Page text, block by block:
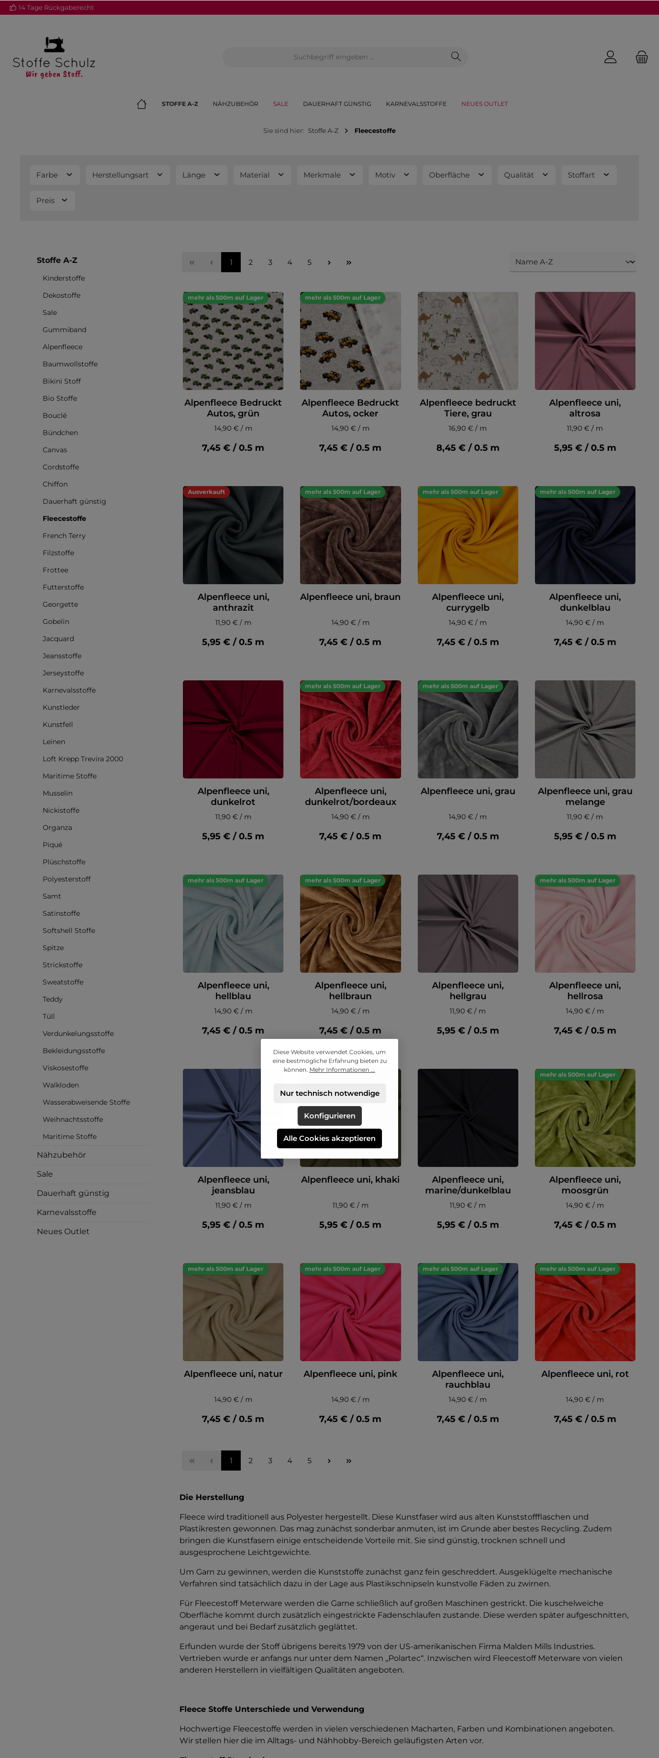
Zur Hauptnavigation springen
14 Tage Rückgaberecht
STOFFE A-Z NÄHZUBEHÖR SALE DAUERHAFT GÜNSTIG KARNEVALSSTOFFE NEUES OUTLET
Sie sind hier: Stoffe A-Z Fleecestoffe
Farbe Herstellungsart Länge Material Merkmale Motiv Oberfläche Qualität Stoffart
Preis
Stoffe A-Z
Kinderstoffe
Dekostoffe
Sale
Gummiband
Alpenfleece
Baumwollstoffe
Bikini Stoff
Bio Stoffe
Bouclé
Bündchen
Canvas
Cordstoffe
Chiffon
Dauerhaft günstig
Fleecestoffe
French Terry
Filzstoffe
Frottee
Futterstoffe
Georgette
Gobelin
Jacquard
Jeansstoffe
Jerseystoffe
Karnevalsstoffe
Kunstleder
Kunstfell
Leinen
Loft Krepp Trevira 2000
Maritime Stoffe
Musselin
Nickistoffe
Organza
Piqué
Plüschstoffe
Polyesterstoff
Samt
Satinstoffe
Softshell Stoffe
Spitze
Strickstoffe
Sweatstoffe
Teddy
Tüll
Verdunkelungsstoffe
Bekleidungsstoffe
Viskosestoffe
Walkloden
Wasserabweisende Stoffe
Weihnachtsstoffe
Maritime Stoffe
Nähzubehör
Sale
Dauerhaft günstig
Karnevalsstoffe
Neues Outlet
1 2 3 4 5
mehr als 500m auf Lager
Alpenfleece Bedruckt
Autos, grün
14,90 € / m
7,45 € / 0.5 m
mehr als 500m auf Lager
Alpenfleece Bedruckt
Autos, ocker
14,90 € / m
7,45 € / 0.5 m
Alpenfleece bedruckt
Tiere, grau
16,90 € / m
8,45 € / 0.5 m
Alpenfleece uni,
altrosa
11,90 € / m
5,95 € / 0.5 m
Ausverkauft
Alpenfleece uni,
anthrazit
11,90 € / m
5,95 € / 0.5 m
mehr als 500m auf Lager
Alpenfleece uni, braun
14,90 € / m
7,45 € / 0.5 m
mehr als 500m auf Lager
Alpenfleece uni,
currygelb
14,90 € / m
7,45 € / 0.5 m
mehr als 500m auf Lager
Alpenfleece uni,
dunkelblau
14,90 € / m
7,45 € / 0.5 m
Alpenfleece uni,
dunkelrot
11,90 € / m
5,95 € / 0.5 m
mehr als 500m auf Lager
Alpenfleece uni,
dunkelrot/bordeaux
14,90 € / m
7,45 € / 0.5 m
mehr als 500m auf Lager
Alpenfleece uni, grau
14,90 € / m
7,45 € / 0.5 m
Alpenfleece uni, grau
melange
11,90 € / m
5,95 € / 0.5 m
mehr als 500m auf Lager
Alpenfleece uni,
hellblau
14,90 € / m
7,45 € / 0.5 m
mehr als 500m auf Lager
Alpenfleece uni,
hellbraun
14,90 € / m
7,45 € / 0.5 m
Alpenfleece uni,
hellgrau
11,90 € / m
5,95 € / 0.5 m
mehr als 500m auf Lager
Alpenfleece uni,
hellrosa
14,90 € / m
7,45 € / 0.5 m
Alpenfleece uni,
jeansblau
11,90 € / m
5,95 € / 0.5 m
Alpenfleece uni, khaki
11,90 € / m
5,95 € / 0.5 m
Alpenfleece uni,
marine/dunkelblau
11,90 € / m
5,95 € / 0.5 m
mehr als 500m auf Lager
Alpenfleece uni,
moosgrün
14,90 € / m
7,45 € / 0.5 m
mehr als 500m auf Lager
Alpenfleece uni, natur
14,90 € / m
7,45 € / 0.5 m
mehr als 500m auf Lager
Alpenfleece uni, pink
14,90 € / m
7,45 € / 0.5 m
mehr als 500m auf Lager
Alpenfleece uni,
rauchblau
14,90 € / m
7,45 € / 0.5 m
mehr als 500m auf Lager
Alpenfleece uni, rot
14,90 € / m
7,45 € / 0.5 m
1 2 3 4 5
Die Herstellung
Fleece wird traditionell aus Polyester hergestellt. Diese Kunstfaser wird aus alten Kunststoffflaschen und
Plastikresten gewonnen. Das mag zunächst sonderbar anmuten, ist im Grunde aber bestes Recycling. Zudem
bringen die Kunstfasern einige entscheidende Vorteile mit. Sie sind günstig, trocknen schnell und
ausgesprochene Leichtgewichte.
Um Garn zu gewinnen, werden die Kunststoffe zunächst ganz fein geschreddert. Ausgeklügelte mechanische
Verfahren sind tatsächlich dazu in der Lage aus Plastikschnipseln kunstvolle Fäden zu zwirnen.
Für Fleecestoff Meterware werden die Garne schließlich auf großen Maschinen gestrickt. Die kuschelweiche
Oberfläche kommt durch zusätzlich eingestrickte Fadenschlaufen zustande. Diese werden später aufgeschnitten,
angeraut und bei Bedarf zusätzlich geglättet.
Erfunden wurde der Stoff übrigens bereits 1979 von der US-amerikanischen Firma Malden Mills Industries.
Vertrieben wurde er anfangs nur unter dem Namen „Polartec“. Inzwischen wird Fleecestoff Meterware von vielen
anderen Herstellern in vielfältigen Qualitäten angeboten.
Fleece Stoffe Unterschiede und Verwendung
Hochwertige Fleecestoffe werden in vielen verschiedenen Macharten, Farben und Kombinationen angeboten.
Wir stellen hier die im Alltags- und Nähhobby-Bereich geläufigsten Arten vor.
Diese Website verwendet Cookies, um
eine bestmögliche Erfahrung bieten zu
können. Mehr Informationen ...
Nur technisch notwendige
Konfigurieren
Alle Cookies akzeptieren